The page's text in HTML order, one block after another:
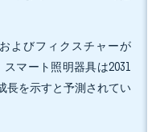
よびフィクスチャーが
スマート照明器具は2031
長を示すと予測されてい